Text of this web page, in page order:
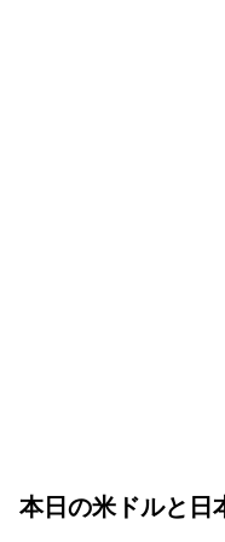
本日の米ドルと日